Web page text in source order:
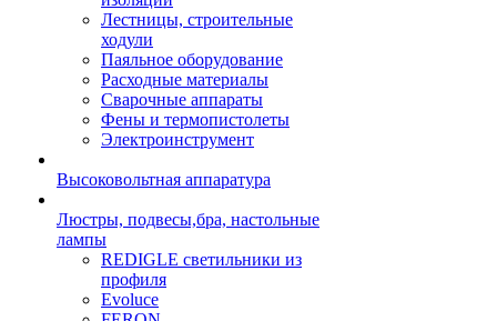
Лестницы, строительные
ходули
Паяльное оборудование
Расходные материалы
Сварочные аппараты
Фены и термопистолеты
Электроинструмент
Высоковольтная аппаратура
Люстры, подвесы,бра, настольные
лампы
REDIGLE светильники из
профиля
Evoluce